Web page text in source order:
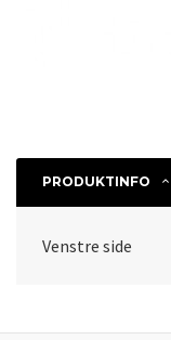
PRODUKTINFO
Venstre side